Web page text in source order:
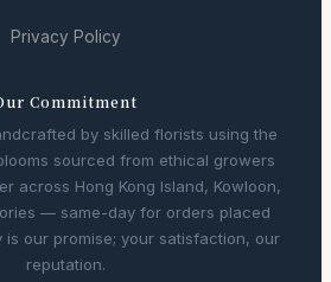
Privacy Policy
Commitment
by skilled florists using the
sourced from ethical growers
across Hong Kong Island, Kowloon,
— same-day for orders placed
is our promise; your satisfaction, our
reputation.